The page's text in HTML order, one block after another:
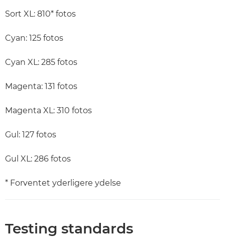
Sort XL: 810* fotos
Cyan: 125 fotos
Cyan XL: 285 fotos
Magenta: 131 fotos
Magenta XL: 310 fotos
Gul: 127 fotos
Gul XL: 286 fotos
* Forventet yderligere ydelse
Testing standards